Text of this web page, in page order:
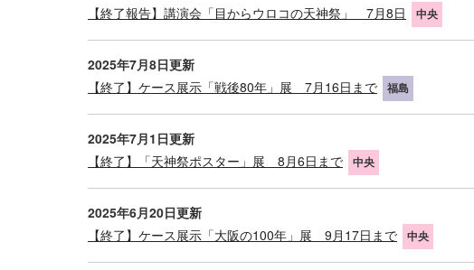
【終了報告】講演会「目からウロコの天神祭」 7月8日
中央
2025年7月8日更新
【終了】ケース展示「戦後80年」展 7月16日まで
福島
2025年7月1日更新
【終了】「天神祭ポスター」展 8月6日まで
中央
2025年6月20日更新
【終了】ケース展示「大阪の100年」展 9月17日まで
中央